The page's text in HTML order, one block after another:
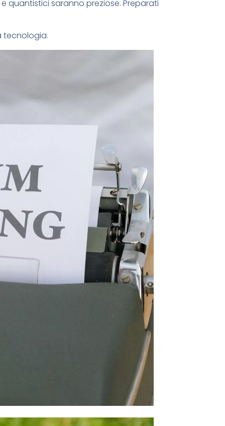
quantistici saranno preziose. Preparati
tecnologia.